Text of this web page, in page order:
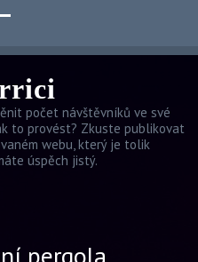
počet návštěvníků ve své
to provést? Zkuste publikovat
webu, který je tolik
úspěch jistý.
pergola